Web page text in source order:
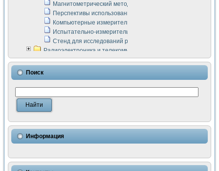
Магнитометрический метод в дефектоскопии сварных
Перспективы использования машинного зрения в
Компьютерные измерительные системы для
Испытательно-измерительный комплекс аппаратуры для
Стенд для исследований рабочих процессов ДВС в
Радиоэлектроника и телекоммуникации
LabVIEW в расчетах радиолиний систем передачи данных
Аппаратно-программный комплекс для исследования
Виртуальный лабораторный стенд для исследования
Измерение шумовых параметров операционных
Измерительный преобразователь на основе цифровой
Использование NI LabVIEW для математического
Исследовние возможности создания измерителя ВАХ
Математическое моделирование генератора сигналов -
Применение осциллографического модуля с высоким
Поиск
Информация